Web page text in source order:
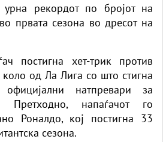
рекордот по бројот на
првата сезона во дресот на
постигна хет-трик против
од Ла Лига со што стигна
натпревари за
Претходно, напаѓачот го
Роналдо, кој постигна 33
сезона.